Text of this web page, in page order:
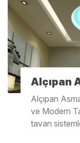
Alçıpan
Alçıpan
ve Modern
tavan